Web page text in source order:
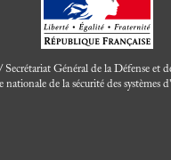
Général de la Défense et
nationale de la sécurité des systèmes